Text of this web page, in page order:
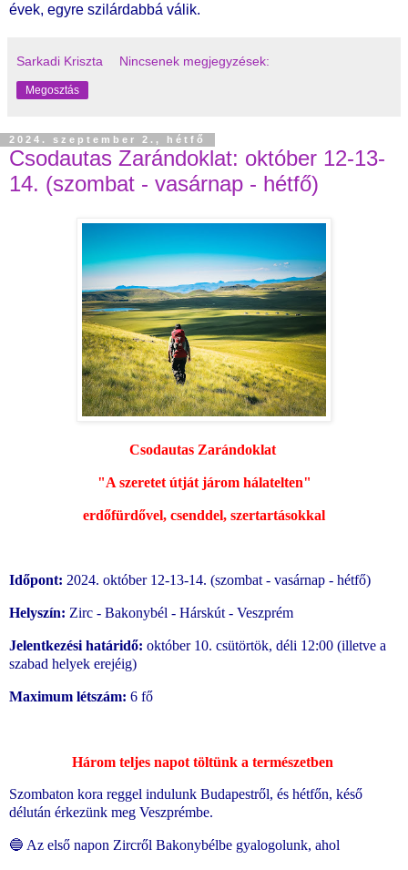
évek, egyre szilárdabbá válik.
Sarkadi Kriszta Nincsenek megjegyzések:
Megosztás
2024. szeptember 2., hétfő
Csodautas Zarándoklat: október 12-13-
14. (szombat - vasárnap - hétfő)
Csodautas Zarándoklat
"A szeretet útját járom hálatelten"
erdőfürdővel, csenddel, szertartásokkal
Időpont: 2024. október 12-13-14. (szombat - vasárnap - hétfő)
Helyszín: Zirc - Bakonybél - Hárskút - Veszprém
Jelentkezési határidő: október 10. csütörtök, déli 12:00 (illetve a
szabad helyek erejéig)
Maximum létszám: 6 fő
Három teljes napot töltünk a természetben
Szombaton kora reggel indulunk Budapestről, és hétfőn, késő
délután érkezünk meg Veszprémbe.
🔵 Az első napon Zircről Bakonybélbe gyalogolunk, ahol